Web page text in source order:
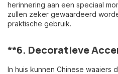
herinnering aan een speciaal
zullen zeker gewaardeerd
praktische gebruik.
**6. Decoratieve
In huis kunnen Chinese waaiers